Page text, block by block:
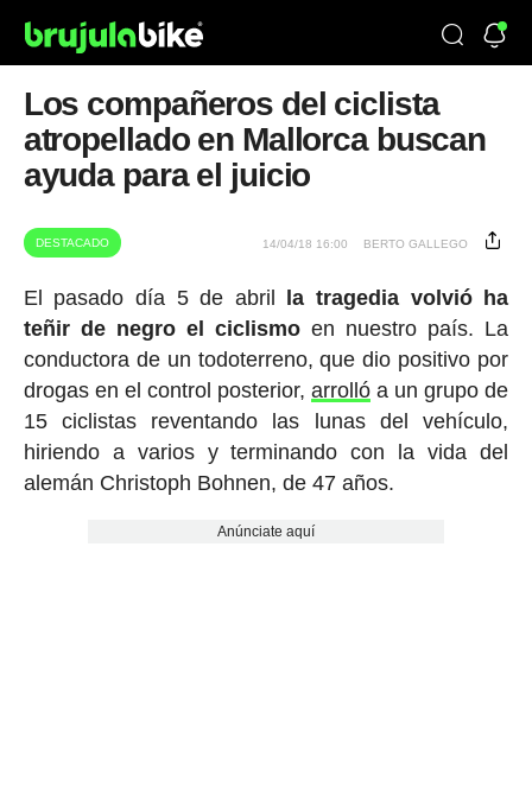
Los compañeros del ciclista
atropellado en Mallorca buscan
ayuda para el juicio
DESTACADO 14/04/18 16:00 BERTO GALLEGO
El pasado día 5 de abril
la tragedia volvió ha
teñir de negro el ciclismoen nuestro país. La
conductora de un todoterreno, que dio positivo por
drogas en el control posterior,arrolló a un grupo de
15 ciclistas reventando las lunas del vehículo,
hiriendo a varios y terminando con la vida del
alemán Christoph Bohnen, de 47 años.
Anúnciate aquí